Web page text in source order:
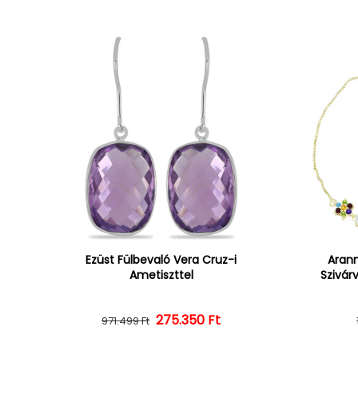
Ezüst Fülbevaló Vera Cruz-i
Ametiszttel
Normál ár
971.499 Ft Kedvezményes ár
275.350 Ft